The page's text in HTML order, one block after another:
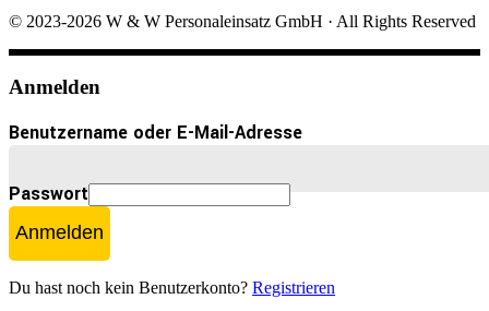
© 2023-2026 W & W Personaleinsatz GmbH · All Rights Reserved
Anmelden
Benutzername oder E-Mail-Adresse
Passwort
Anmelden
Du hast noch kein Benutzerkonto? Registrieren